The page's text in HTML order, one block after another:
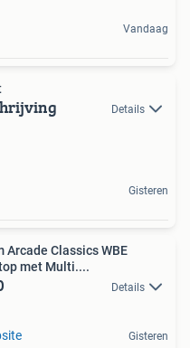
Vandaag
Details
Gisteren
Arcade Classics WBE
met Multi....
Details
Gisteren